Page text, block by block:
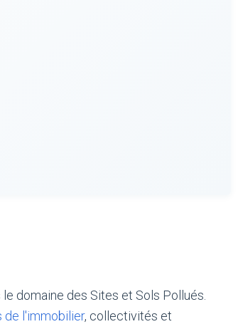
domaine des Sites et Sols Pollués.
de l'immobilier, collectivités et